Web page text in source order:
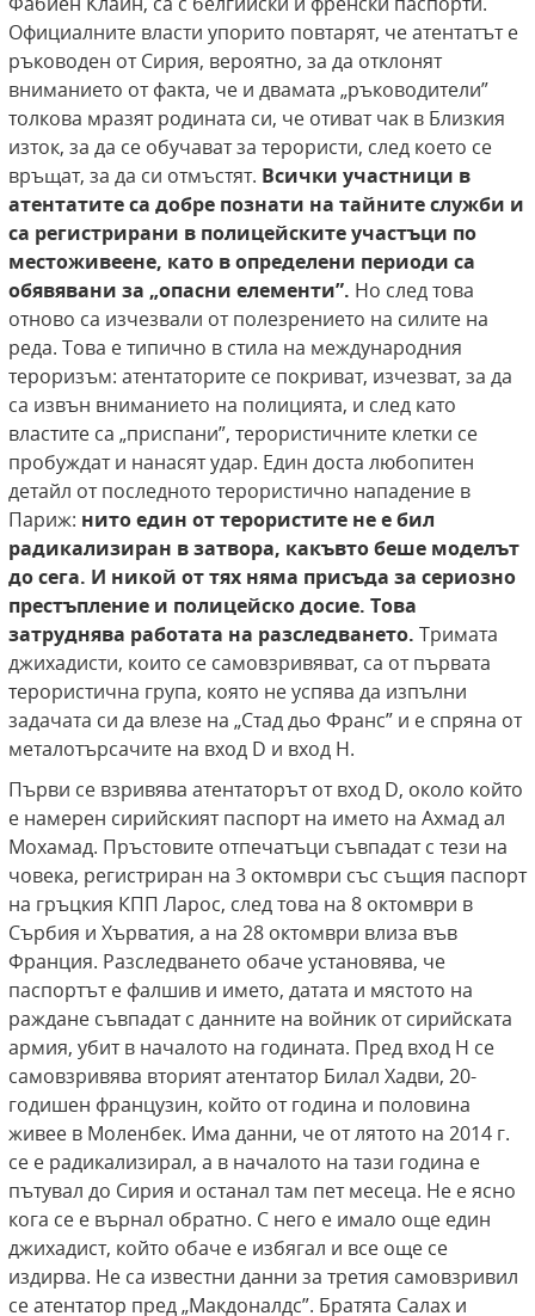
Официалните власти упорито повтарят, че атентатът е
ръководен от Сирия, вероятно, за да отклонят
вниманието от факта, че и двамата „ръководители”
толкова мразят родината си, че отиват чак в Близкия
изток, за да се обучават за терористи, след което се
връщат, за да си отмъстят. Всички участници в
атентатите са добре познати на тайните служби и
са регистрирани в полицейските участъци по
местоживеене, като в определени периоди са
обявявани за „опасни елементи”. Но след това
отново са изчезвали от полезрението на силите на
реда. Това е типично в стила на международния
тероризъм: атентаторите се покриват, изчезват, за да
са извън вниманието на полицията, и след като
властите са „приспани”, терористичните клетки се
пробуждат и нанасят удар. Един доста любопитен
детайл от последното терористично нападение в
Париж: нито един от терористите не е бил
радикализиран в затвора, какъвто беше моделът
до сега. И никой от тях няма присъда за сериозно
престъпление и полицейско досие. Това
затруднява работата на разследването. Тримата
джихадисти, които се самовзривяват, са от първата
терористична група, която не успява да изпълни
задачата си да влезе на „Стад дьо Франс” и е спряна от
металотърсачите на вход D и вход H.
Първи се взривява атентаторът от вход D, около който
е намерен сирийският паспорт на името на Ахмад ал
Мохамад. Пръстовите отпечатъци съвпадат с тези на
човека, регистриран на 3 октомври със същия паспорт
на гръцкия КПП Ларос, след това на 8 октомври в
Сърбия и Хърватия, а на 28 октомври влиза във
Франция. Разследването обаче установява, че
паспортът е фалшив и името, датата и мястото на
раждане съвпадат с данните на войник от сирийската
армия, убит в началото на годината. Пред вход H се
самовзривява вторият атентатор Билал Хадви, 20-
годишен французин, който от година и половина
живее в Моленбек. Има данни, че от лятото на 2014 г.
се е радикализирал, а в началото на тази година е
пътувал до Сирия и останал там пет месеца. Не е ясно
кога се е върнал обратно. С него е имало още един
джихадист, който обаче е избягал и все още се
издирва. Не са известни данни за третия самовзривил
се атентатор пред „Макдоналдс”. Братята Салах и